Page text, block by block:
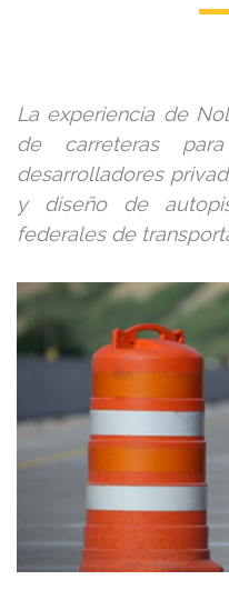
La experiencia de
de carreteras
desarrolladores
y diseño de
federales de